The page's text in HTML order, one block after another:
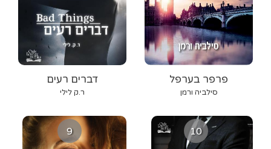
דברים רעים
ר.ק לילי
פרפר בערפל
סילביה ורמן
9 10